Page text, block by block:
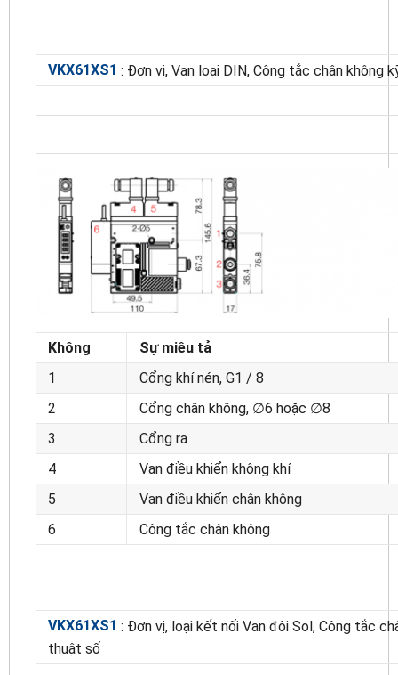
VKX61XS1 : Đơn vị, Van loại DIN, Công tắc chân không
Không
Sự miêu tả
1
Cổng khí nén, G1 / 8
2
Cổng chân không, ∅6 hoặc ∅8
3
Cổng ra
4
Van điều khiển không khí
5
Van điều khiển chân không
6
Công tắc chân không
VKX61XS1 : Đơn vị, loại kết nối Van đôi Sol, Công tắc
thuật số